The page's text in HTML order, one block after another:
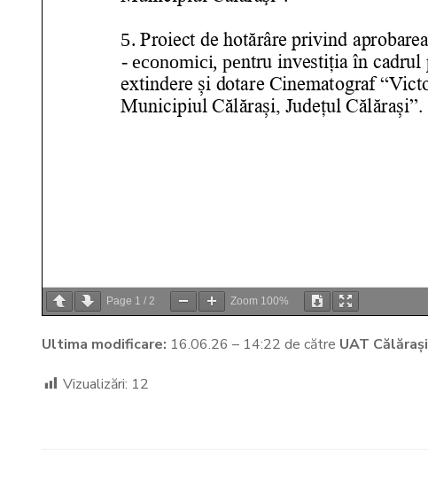
Page 1 / 2 Zoom 100%
Ultima modificare: 16.06.26 – 14:22 de către UAT Călărași
Vizualizări: 12